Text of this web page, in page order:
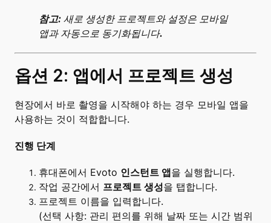
참고: 새로 생성한 프로젝트와 설정은 모바일
앱과 자동으로 동기화됩니다.
옵션 2: 앱에서 프로젝트 생성
현장에서 바로 촬영을 시작해야 하는 경우 모바일 앱을
사용하는 것이 적합합니다.
진행 단계
휴대폰에서 Evoto 인스턴트 앱을 실행합니다.
작업 공간에서 프로젝트 생성을 탭합니다.
프로젝트 이름을 입력합니다.
(선택 사항: 관리 편의를 위해 날짜 또는 시간 범위